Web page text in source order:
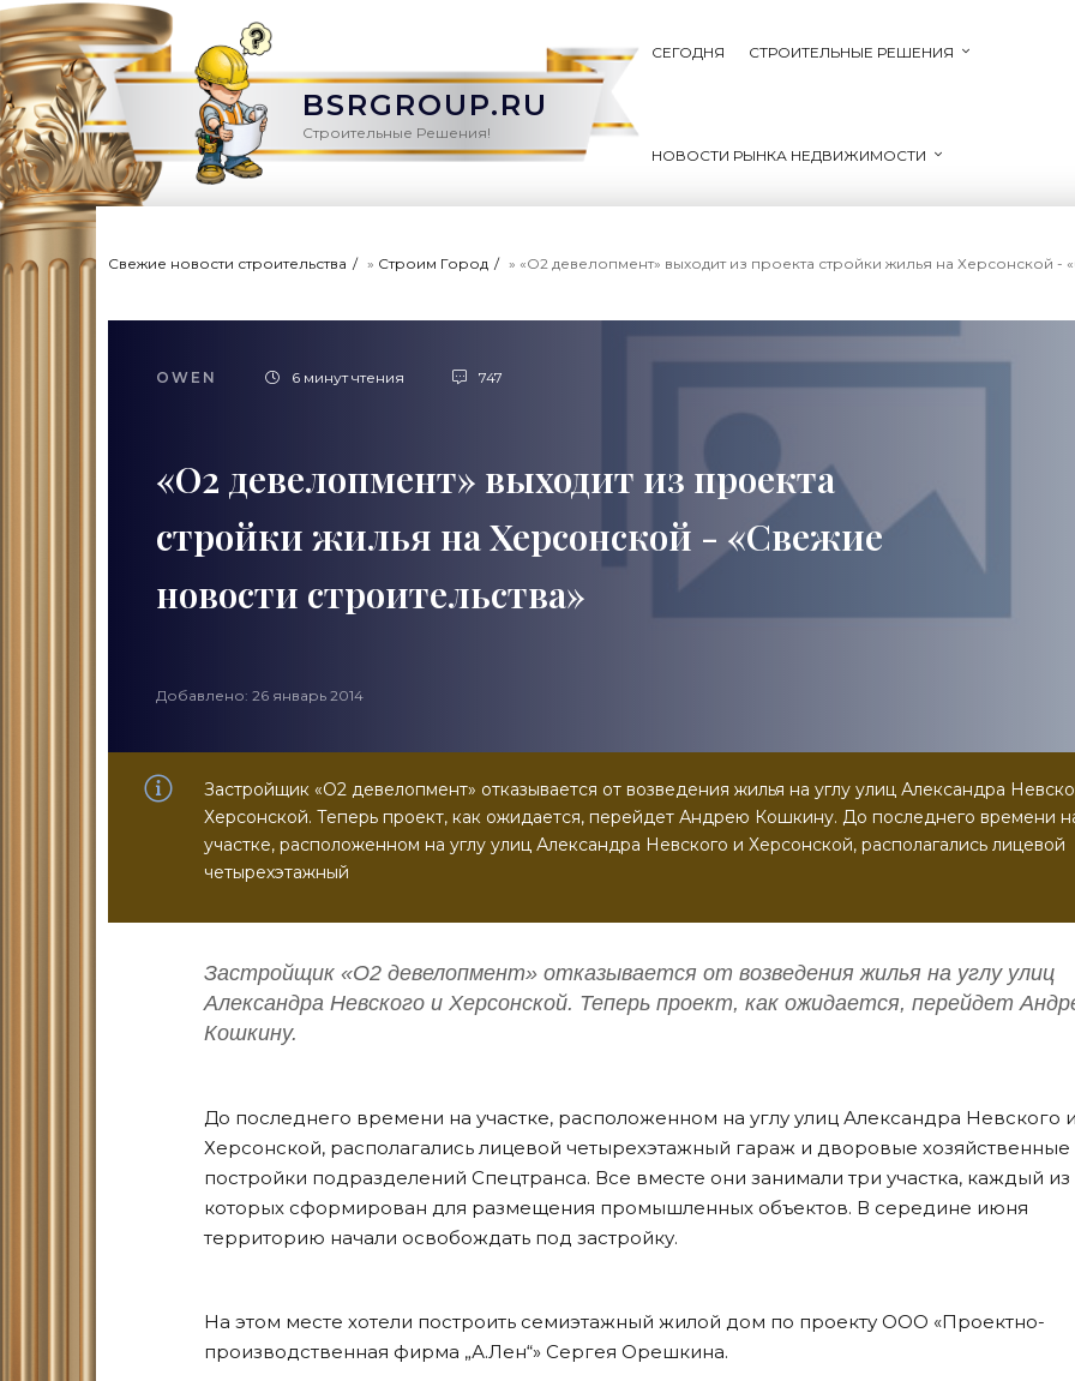
BSRGROUP.RU
Строительные Решения!
СЕГОДНЯ СТРОИТЕЛЬНЫЕ РЕШЕНИЯ
НОВОСТИ РЫНКА НЕДВИЖИМОСТИ
Свежие новости строительства » Строим Город » «О2 девелопмент» выходит из проекта стройки жилья на Херсонской -
OWEN 6 минут чтения 747
«О2 девелопмент» выходит из проекта
стройки жилья на Херсонской - «Свежие
новости строительства»
Добавлено: 26 январь 2014
Застройщик «О2 девелопмент» отказывается от возведения жилья на углу улиц Александра
Херсонской. Теперь проект, как ожидается, перейдет Андрею Кошкину. До последнего времени
участке, расположенном на углу улиц Александра Невского и Херсонской, располагались лицевой
четырехэтажный
Застройщик «О2 девелопмент» отказывается от возведения жилья на углу улиц
Александра Невского и Херсонской. Теперь проект, как ожидается, перейдет
Кошкину.
До последнего времени на участке, расположенном на углу улиц Александра Невского и
Херсонской, располагались лицевой четырехэтажный гараж и дворовые хозяйственные
постройки подразделений Спецтранса. Все вместе они занимали три участка, каждый из
которых сформирован для размещения промышленных объектов. В середине июня
территорию начали освобождать под застройку.
На этом месте хотели построить семиэтажный жилой дом по проекту ООО «Проектно-
производственная фирма „А.Лен“» Сергея Орешкина.